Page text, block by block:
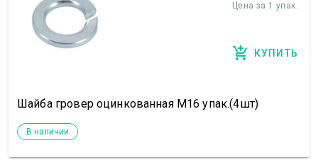
Цена за 1 упак.
КУПИТЬ
Шайба гровер оцинкованная М16 упак.(4шт)
В наличии